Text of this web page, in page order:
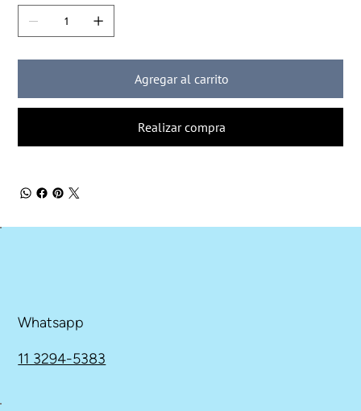
Agregar al carrito
Realizar compra
Whatsapp
11 3294-5383